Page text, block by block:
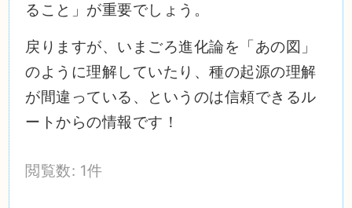
ること」が重要でしょう。
戻りますが、いまごろ進化論を「あの図」
のように理解していたり、種の起源の理解
が間違っている、というのは信頼できるル
ートからの情報です！
閲覧数: 1件